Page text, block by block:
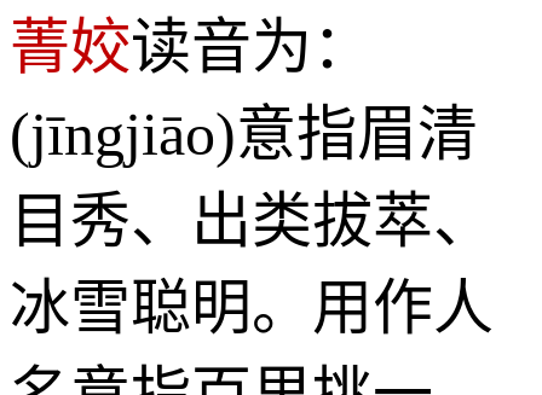
菁姣读音为：
(jīngjiāo)意指眉清
目秀、出类拔萃、
冰雪聪明。用作人